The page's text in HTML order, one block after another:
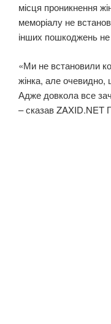
місця проникнення
меморіалу не
інших пошкоджень не
«Ми не встановили
жінка, але очевидно,
Адже довкола все
– сказав ZAXID.NET